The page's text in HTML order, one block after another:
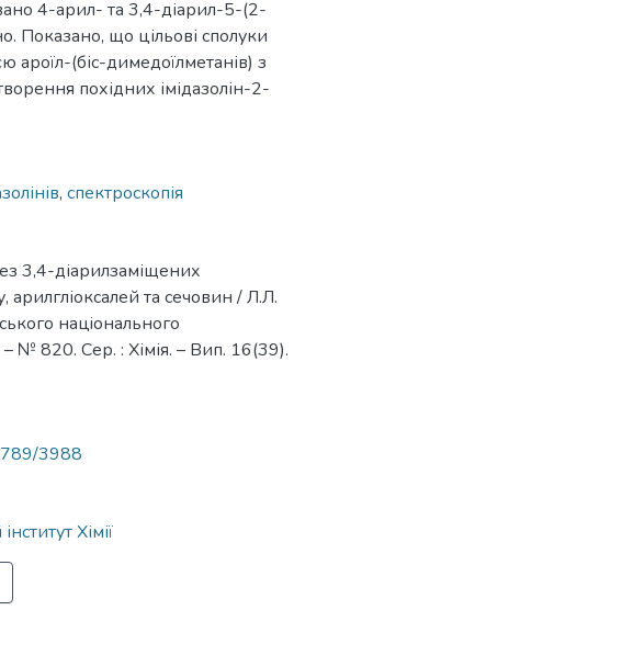
4-арил- та 3,4-діарил-5-(2-
Показано, що цільові сполуки
(біс-димедоїлметанів) з
похідних імідазолін-2-
, спектроскопія
3,4-діарилзаміщених
арилгліоксалей та сечовин / Л.Л.
нацiонального
№ 820. Сер. : Хімія. – Вип. 16(39).
3988
Хімії